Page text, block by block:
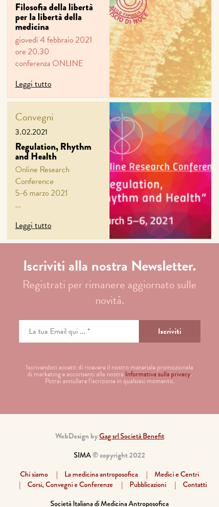
Filosofia della libertà
per la libertà della
medicina
giovedì 4 febbraio 2021
ore 20.30
conferenza ONLINE
Leggi tutto
Convegni
3.02.2021
Regulation, Rhythm
and Health
Online Research
Conference
5-6 marzo 2021
...
Leggi tutto
Iscriviti alla nostra Newsletter.
Registrati per rimanere aggiornato sulle
novità.
Iscrivendoti accetti di ricevere il nostro materiale promozionale
di marketing e acconsenti alla nostra Informativa sulla privacy.
Potrai annullare l'iscrizione in qualsiasi momento.
WebDesign byGag srl Società Benefit
SIMA© copyright 2022
Chi siamo
La medicina antroposofica
Medici e Centri
Corsi, Convegni e Conferenze
Pubblicazioni
Contatti
Società Italiana di Medicina Antroposofica